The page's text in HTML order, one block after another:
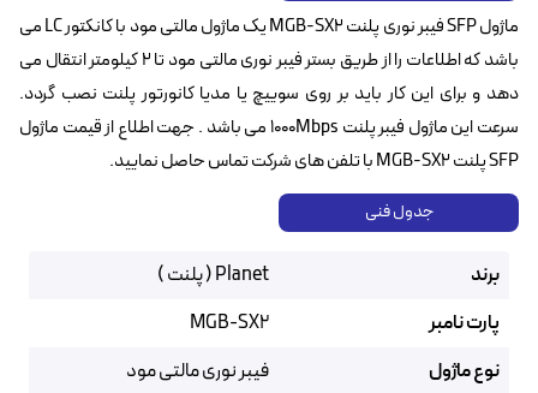
ماژول SFP فیبر نوری پلنت MGB-SX2 یک ماژول مالتی مود با کانکتور LC‌ می
باشد که اطلاعات را از طریق بستر فیبر نوری مالتی مود تا 2 کیلومتر انتقال می
دهد و برای این کار باید بر روی سوییچ یا مدیا کانورتور پلنت نصب گردد.
سرعت این ماژول فیبر پلنت 1000Mbps می باشد . جهت اطلاع از قیمت ماژول
SFP پلنت MGB-SX2 با تلفن های شرکت تماس حاصل نمایید.
جدول فنی
برند
Planet ( پلنت )
پارت نامبر
MGB-SX2
نوع ماژول
فیبر نوری مالتی مود